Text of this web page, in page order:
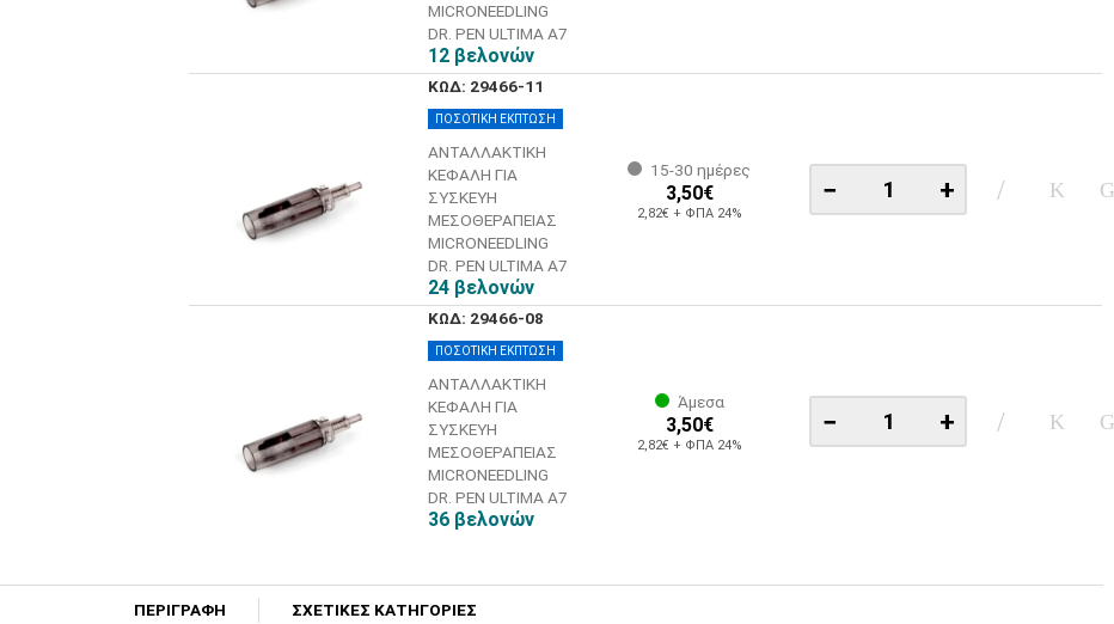
MICRONEEDLING
DR. PEN ULTIMA A7
12 βελονών
ΚΩΔ: 29466-11
ΠΟΣΟΤΙΚΗ ΕΚΠΤΩΣΗ
ΑΝΤΑΛΛΑΚΤΙΚΗ
ΚΕΦΑΛΗ ΓΙΑ
ΣΥΣΚΕΥΗ
ΜΕΣΟΘΕΡΑΠΕΙΑΣ
MICRONEEDLING
DR. PEN ULTIMA A7
24 βελονών
15-30 ημέρες
3,50€
2,82€ + ΦΠΑ 24%
− +
ΚΩΔ: 29466-08
ΠΟΣΟΤΙΚΗ ΕΚΠΤΩΣΗ
ΑΝΤΑΛΛΑΚΤΙΚΗ
ΚΕΦΑΛΗ ΓΙΑ
ΣΥΣΚΕΥΗ
ΜΕΣΟΘΕΡΑΠΕΙΑΣ
MICRONEEDLING
DR. PEN ULTIMA A7
36 βελονών
Άμεσα
3,50€
2,82€ + ΦΠΑ 24%
− +
ΠΕΡΙΓΡΑΦΗ ΣΧΕΤΙΚΕΣ ΚΑΤΗΓΟΡΙΕΣ